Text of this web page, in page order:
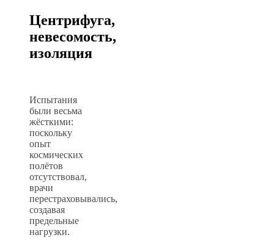
Центрифуга,
невесомость,
изоляция
Испытания
были весьма
жёсткими:
поскольку
опыт
космических
полётов
отсутствовал,
врачи
перестраховывались,
создавая
предельные
нагрузки.